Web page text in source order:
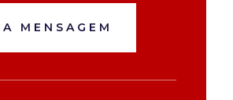
MENSAGEM